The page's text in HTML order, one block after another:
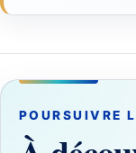
POURSUIVRE